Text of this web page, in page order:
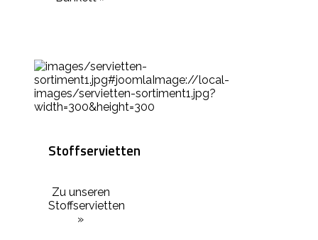
Stoffservietten
Zu unseren
Stoffservietten
»